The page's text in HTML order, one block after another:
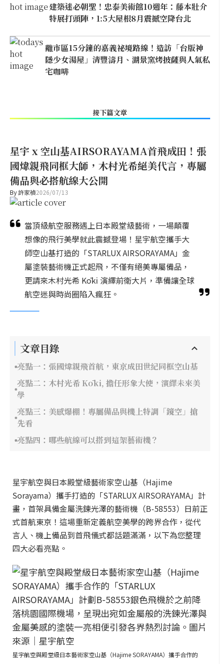
建築迷必朝聖！忠泰美術館10週年：藤本壯介
特展打頭陣，1:5大屋根8月震撼空降台北
離市區15分鐘的嘉義祕境路線！造訪「台版神
隱少女湯屋」清豐濤月、湖景窯烤披薩與人氣私
宅咖啡
接下篇文章
星宇 x 空山基AIRSORAYAMA首飛成田！張
國煒親飛同框大師，木村光希絕美代言，專屬
備品與必搭航線大公開
By許家禎2026/07/13
當頂級航空服務遇上日本殿堂級藝術，一場顛覆
想像的飛行美學就此震撼登場！星宇航空攜手大
師空山基打造的「STARLUX AIRSORAYAMA」金
屬塗裝藝術機正式起飛，不僅有絕美專屬備品，
更請來木村光希 Kōki 演繹前衛大片，準備讓全球
航空迷與時尚圈陷入瘋狂。
文章目錄
亮點一：張國煒親飛首航，東京成田世紀同框空山基
亮點二：木村光希 Kōki, 擔任形象大使，演繹未來美
學
亮點三：美感爆棚！專屬備品與機上特調「鏡空」搶
先看
亮點四：哪些航線可以搭到這架藝術機？
星宇航空與日本殿堂級藝術家空山基（Hajime
Sorayama）攜手打造的「STARLUX AIRSORAYAMA」計
畫，首架具備金屬洗鍊光澤的藝術機（B-58553）日前正
式首航東京！這場重新定義航空美學的跨界合作，從代
言人、機上備品到首飛儀式都話題滿滿，以下為您整理
四大必看亮點。
星宇航空與殿堂級日本藝術家空山基（Hajime SORAYAMA）攜手合作的